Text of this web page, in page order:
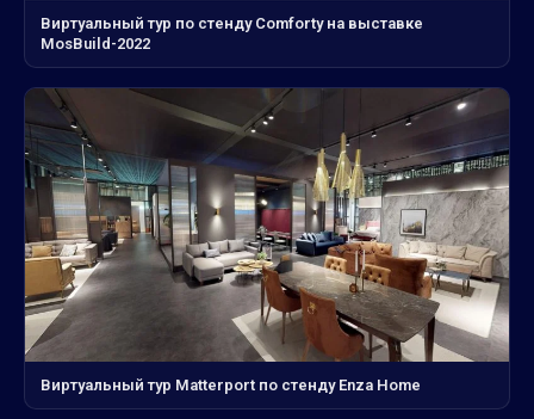
Виртуальный тур по стенду Comforty на выставке
MosBuild-2022
Виртуальный тур Matterport по стенду Enza Home